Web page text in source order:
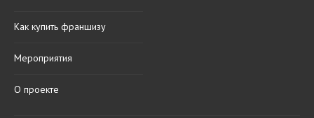
Как купить франшизу
Мероприятия
О проекте